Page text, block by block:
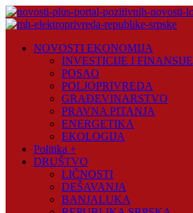
Skip
to
Plus
NOVOSTI EKONOMIJA
INVESTICIJE I FINANSIJE
POSAO
POLJOPRIVREDA
GRAĐEVINARSTVO
PRAVNA PITANJA
ENERGETIKA
EKOLOGIJA
Politika +
DRUŠTVO
LIČNOSTI
DEŠAVANJA
BANJALUKA